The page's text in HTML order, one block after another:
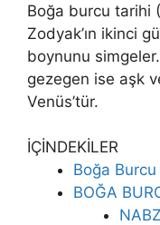
Boğa burcu tarihi
Zodyak’ın ikinci
boynunu
gezegen ise aşk
Venüs’tür.
İÇİNDEKİLER
Boğa
BOĞA